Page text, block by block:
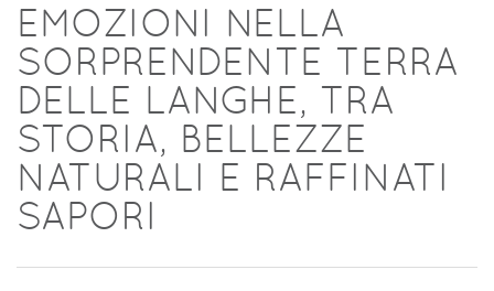
EMOZIONI NELLA
SORPRENDENTE TERRA
DELLE LANGHE, TRA
STORIA, BELLEZZE
NATURALI E RAFFINATI
SAPORI